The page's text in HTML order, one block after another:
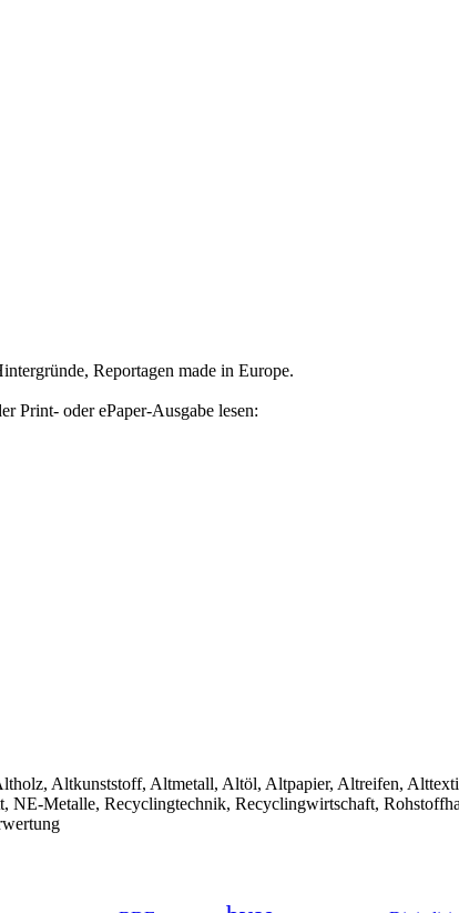
Reportagen made in Europe.
Print- oder ePaper-Ausgabe lesen:
Altkunststoff, Altmetall, Altöl, Altpapier, Altreifen,
Metalle, Recyclingtechnik, Recyclingwirtschaft,